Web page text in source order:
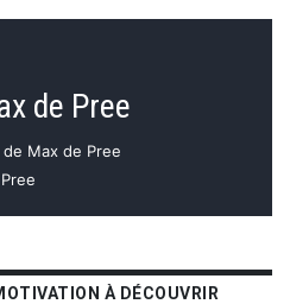
de Pree
Max de Pree
À DÉCOUVRIR